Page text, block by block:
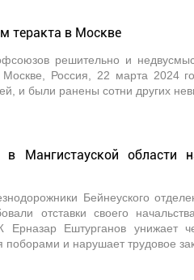
теракта в Москве
решительно и
Россия, 22 марта 2024
и были ранены сотни других
в Мангистауской области
Бейнеуского
отставки своего
Ештурганов унижает
и нарушает трудовое